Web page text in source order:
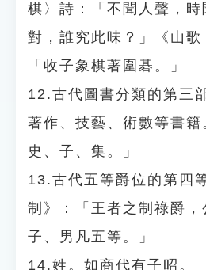
棋〉詩：「不聞人聲，時
對，誰究此味？」《山歌
「收子象棋著圍碁。」
12.古代圖書分類的第三
著作、技藝、術數等書籍
史、子、集。」
13.古代五等爵位的第四
制》：「王者之制祿爵，
子、男凡五等。」
14.姓。如商代有子昭。